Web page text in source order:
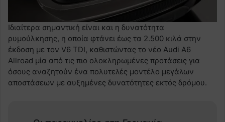
Ιδιαίτερα σημαντική είναι και η δυνατότητα
ρυμούλκησης, η οποία φτάνει έως τα 2.500 κιλά στην
έκδοση με τον V6 TDI, καθιστώντας το νέο Audi A6
Allroad μία από τις πιο ολοκληρωμένες προτάσεις για
όσους αναζητούν ένα πολυτελές μοντέλο μεγάλων
αποστάσεων με αυξημένες δυνατότητες εκτός δρόμου.